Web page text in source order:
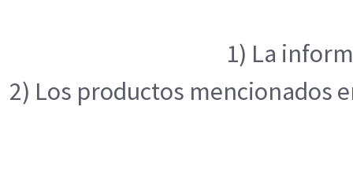
1) La
2) Los productos mencionados